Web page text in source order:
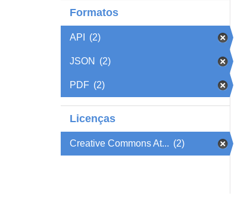
Formatos
API (2)
JSON (2)
PDF (2)
Licenças
Creative Commons At... (2)